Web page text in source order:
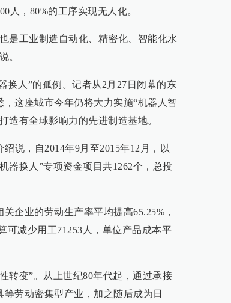
人，80%的工序实现无人化。
是工业制造自动化、精密化、智能化水
。
换人”的孤例。记者从2月27日闭幕的东
这座城市今年仍将大力实施“机器人智
造有全球影响力的先进制造基地。
说，自2014年9月至2015年12月，以
器换人”专项资金项目共1262个，总投
企业的劳动生产率平均提高65.25%，
可减少用工71253人，单位产品成本平
转变”。从上世纪80年代起，通过承接
劳动密集型产业，加之随后成为日